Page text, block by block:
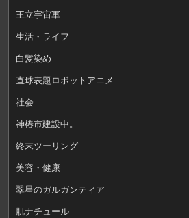
王立宇宙軍
生活・ライフ
白髪染め
直球表題ロボットアニメ
社会
神椿市建設中。
終末ツーリング
美容・健康
翠星のガルガンティア
肌ナチュール